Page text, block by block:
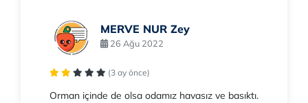
MERVE NUR Zey
26 Ağu 2022
(3 ay önce)
Orman içinde de olsa odamız havasız ve basıktı.